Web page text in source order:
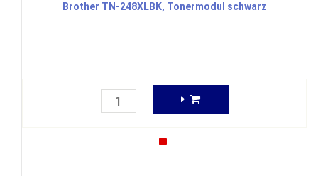
Brother TN-248XLBK, Tonermodul schwarz